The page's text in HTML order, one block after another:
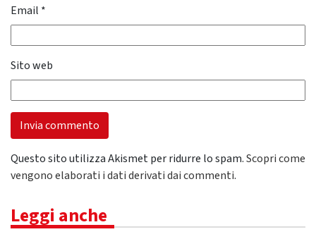
Email *
Sito web
Questo sito utilizza Akismet per ridurre lo spam.Scopri come
vengono elaborati i dati derivati dai commenti.
Leggi anche